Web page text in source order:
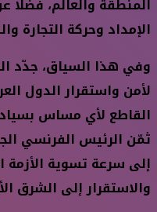
المنطقة والعالم،
الإمداد وحركة التجارة
وفي هذا السياق، جدّد
لأمن واستقرار الدول
القاطع لأي مساس
ثمّن الرئيس الفرنسي
إلى سرعة تسوية الأزمة
والاستقرار إلى الشرق